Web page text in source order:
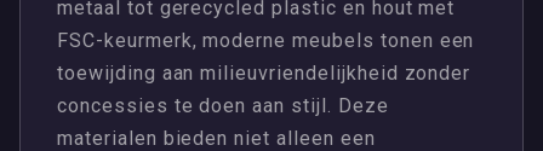
metaal tot gerecycled plastic en hout met
FSC-keurmerk, moderne meubels tonen een
toewijding aan milieuvriendelijkheid zonder
concessies te doen aan stijl. Deze
materialen bieden niet alleen een